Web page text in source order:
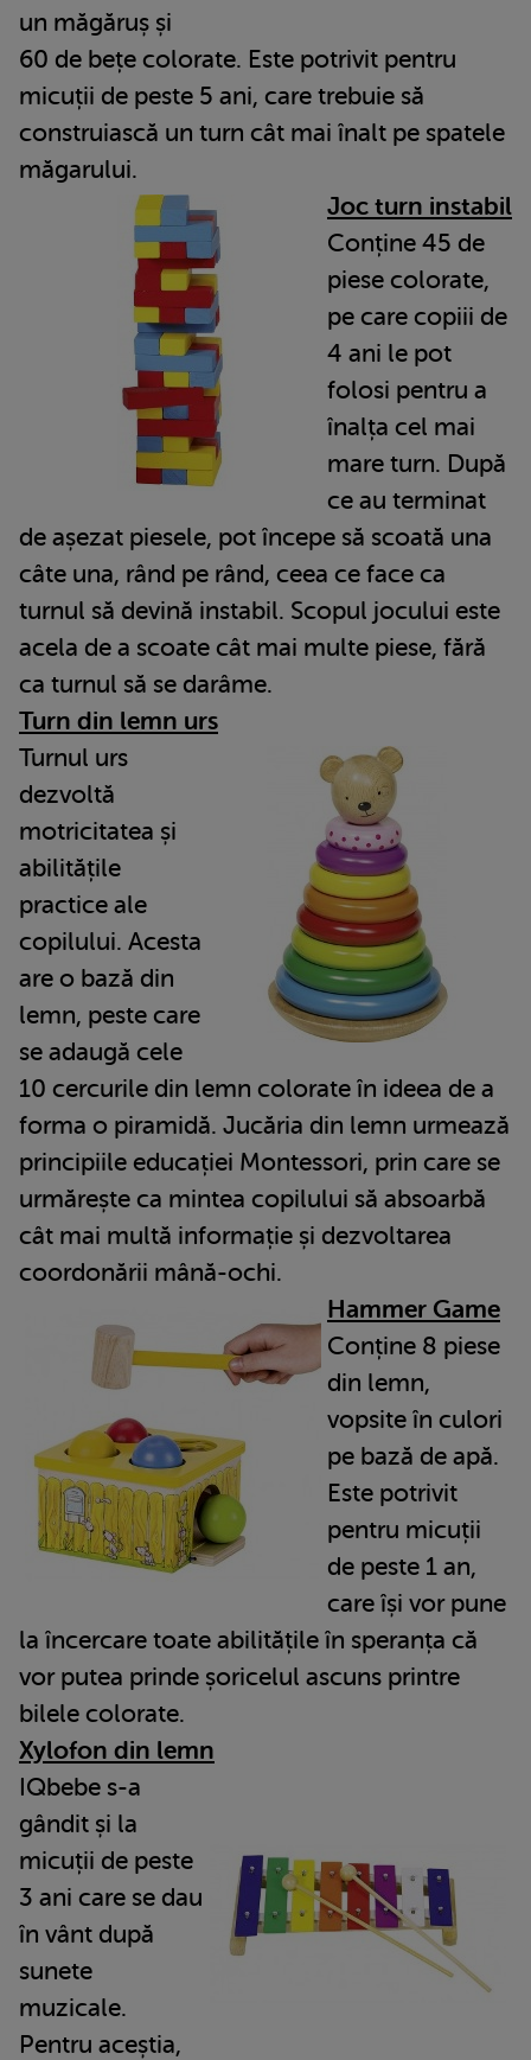
un măgăruș și
60 de bețe colorate. Este potrivit pentru
micuții de peste 5 ani, care trebuie să
construiască un turn cât mai înalt pe spatele
măgarului.
Joc turn instabil
Conține 45 de
piese colorate,
pe care copiii de
4 ani le pot
folosi pentru a
înalța cel mai
mare turn. După
ce au terminat
de așezat piesele, pot începe să scoată una
câte una, rând pe rând, ceea ce face ca
turnul să devină instabil. Scopul jocului este
acela de a scoate cât mai multe piese, fără
ca turnul să se darâme.
Turn din lemn urs
Turnul urs
dezvoltă
motricitatea și
abilitățile
practice ale
copilului. Acesta
are o bază din
lemn, peste care
se adaugă cele
10 cercurile din lemn colorate în ideea de a
forma o piramidă. Jucăria din lemn urmează
principiile educației Montessori, prin care se
urmărește ca mintea copilului să absoarbă
cât mai multă informație și dezvoltarea
coordonării mână-ochi.
Hammer Game
Conține 8 piese
din lemn,
vopsite în culori
pe bază de apă.
Este potrivit
pentru micuții
de peste 1 an,
care își vor pune
la încercare toate abilitățile în speranța că
vor putea prinde șoricelul ascuns printre
bilele colorate.
Xylofon din lemn
IQbebe s-a
gândit și la
micuții de peste
3 ani care se dau
în vânt după
sunete
muzicale.
Pentru aceștia,